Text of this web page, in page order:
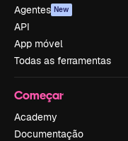
Agentes New
API
App móvel
Todas as ferramentas
Começar
Academy
Documentação